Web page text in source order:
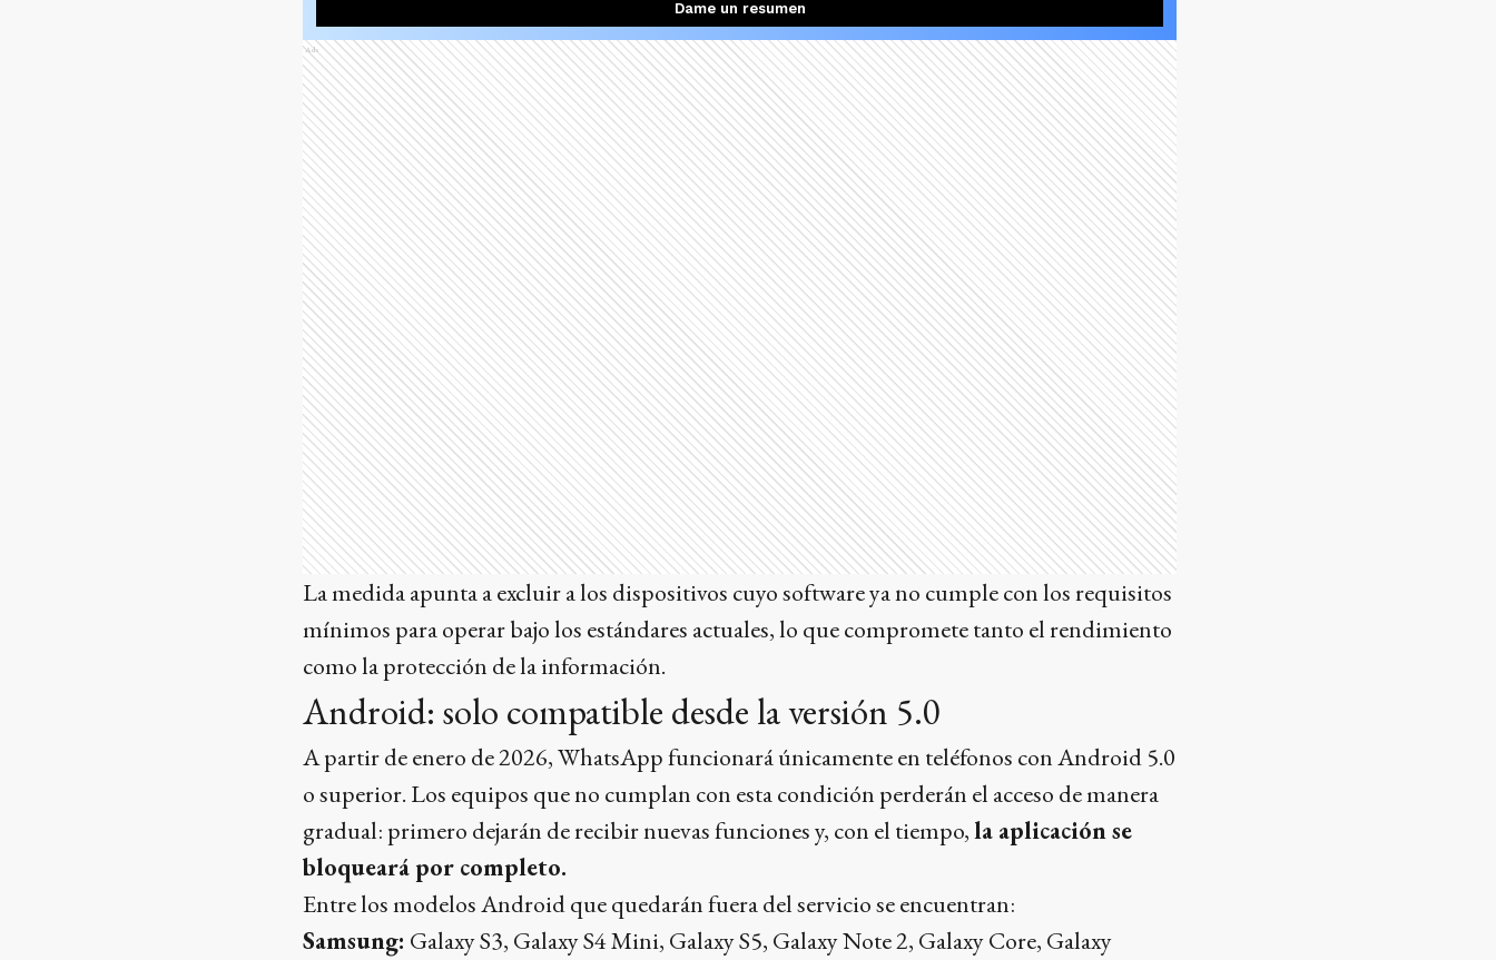
Dame un resumen
Ads
La medida apunta a excluir a los dispositivos cuyo software ya no cumple con los requisitos
mínimos para operar bajo los estándares actuales, lo que compromete tanto el rendimiento
como la protección de la información.
Android: solo compatible desde la versión 5.0
A partir de enero de 2026, WhatsApp funcionará únicamente en teléfonos con Android 5.0
o superior. Los equipos que no cumplan con esta condición perderán el acceso de manera
gradual: primero dejarán de recibir nuevas funciones y, con el tiempo,la aplicación se
bloqueará por completo.
Entre los modelos Android que quedarán fuera del servicio se encuentran:
Samsung: Galaxy S3, Galaxy S4 Mini, Galaxy S5, Galaxy Note 2, Galaxy Core, Galaxy